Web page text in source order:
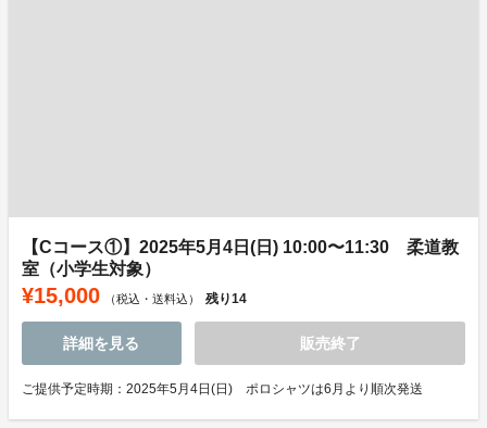
【Cコース①】2025年5月4日(日) 10:00〜11:30 柔道教
室（小学生対象）
¥15,000 （税込・送料込） 残り14
詳細を見る 販売終了
ご提供予定時期：2025年5月4日(日) ポロシャツは6月より順次発送